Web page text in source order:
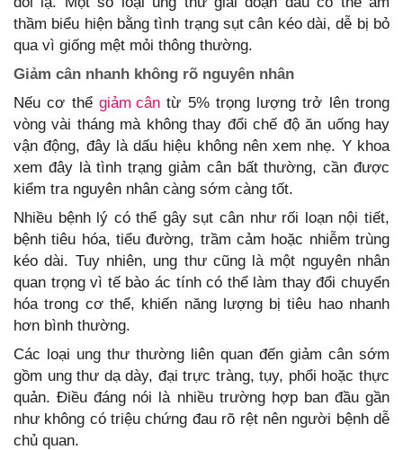
thầm biểu hiện bằng tình trạng sụt cân kéo dài, dễ bị bỏ
qua vì giống mệt mỏi thông thường.
Giảm cân nhanh không rõ nguyên nhân
Nếu cơ thể giảm cântừ 5% trọng lượng trở lên trong
vòng vài tháng mà không thay đổi chế độ ăn uống hay
vận động, đây là dấu hiệu không nên xem nhẹ. Y khoa
xem đây là tình trạng giảm cân bất thường, cần được
kiểm tra nguyên nhân càng sớm càng tốt.
Nhiều bệnh lý có thể gây sụt cân như rối loạn nội tiết,
bệnh tiêu hóa, tiểu đường, trầm cảm hoặc nhiễm trùng
kéo dài. Tuy nhiên, ung thư cũng là một nguyên nhân
quan trọng vì tế bào ác tính có thể làm thay đổi chuyển
hóa trong cơ thể, khiến năng lượng bị tiêu hao nhanh
hơn bình thường.
Các loại ung thư thường liên quan đến giảm cân sớm
gồm ung thư dạ dày, đại trực tràng, tụy, phổi hoặc thực
quản. Điều đáng nói là nhiều trường hợp ban đầu gần
như không có triệu chứng đau rõ rệt nên người bệnh dễ
chủ quan.